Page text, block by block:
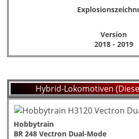
Version
2018 - 2019
Hybrid-Lokomotiven
Hobbytrain
BR 248 Vectron Dual-Mode